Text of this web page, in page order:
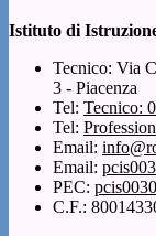
Istituto di
Tecnico: Via
3 - Piacenza
Tel: Tecnico:
Tel:
Email:
Email:
PEC:
C.F.: